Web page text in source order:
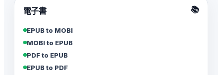
電子書 📚
EPUB to MOBI
MOBI to EPUB
PDF to EPUB
EPUB to PDF